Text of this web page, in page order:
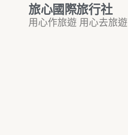
旅心國際旅行社
用心作旅遊 用心去旅遊